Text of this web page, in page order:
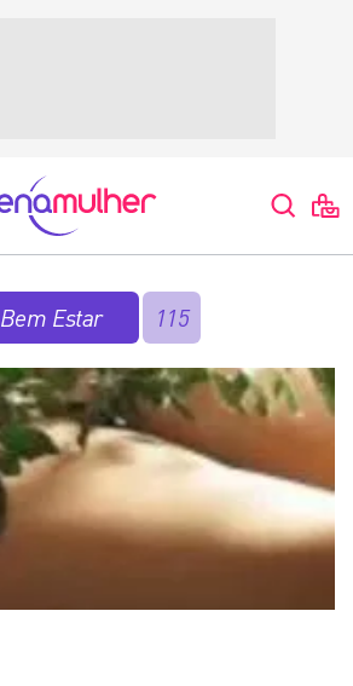
Bem Estar 115